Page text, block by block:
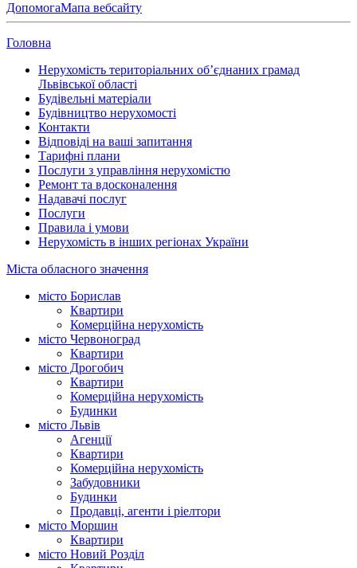
ДопомогаМапа вебсайту
Головна
Нерухомість територіальних об’єднаних грамад
Львівської області
Будівельні матеріали
Будівництво нерухомості
Контакти
Відповіді на ваші запитання
Тарифні плани
Послуги з управління нерухомістю
Ремонт та вдосконалення
Надавачі послуг
Послуги
Правила і умови
Нерухомість в інших регіонах України
Міста обласного значення
місто Борислав
Квартири
Комерційна нерухомість
місто Червоноград
Квартири
місто Дрогобич
Квартири
Комерційна нерухомість
Будинки
місто Львів
Агенції
Квартири
Комерційна нерухомість
Забудовники
Будинки
Продавці, агенти і ріелтори
місто Моршин
Квартири
місто Новий Розділ